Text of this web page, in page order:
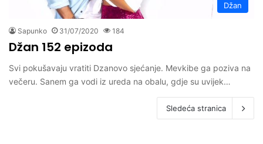
Džan
Sapunko 31/07/2020 184
Džan 152 epizoda
Svi pokušavaju vratiti Dzanovo sjećanje. Mevkibe ga poziva na
večeru. Sanem ga vodi iz ureda na obalu, gdje su uvijek…
Sledeća stranica